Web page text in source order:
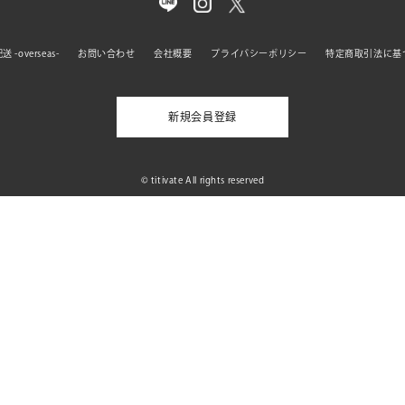
送 -overseas- お問い合わせ 会社概要 プライバシーポリシー 特定商取引法に基
新規会員登録
© titivate All rights reserved